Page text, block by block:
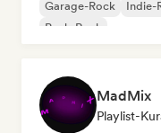
Garage-Rock
Indie-
Punk-Rock
MadMix
Playlist-